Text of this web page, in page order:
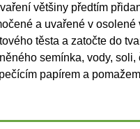
většiny předtím
a uvařené v
těsta a zatočte do
semínka, vody,
papírem a